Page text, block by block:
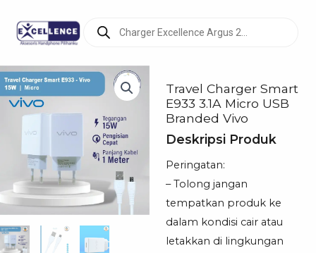
search
Travel Charger Smart
E933 3.1A Micro USB
Branded Vivo
Deskripsi Produk
Peringatan:
– Tolong jangan
tempatkan produk ke
dalam kondisi cair atau
letakkan di lingkungan